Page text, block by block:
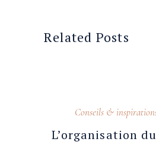
Related Posts
Conseils &
L’organisation